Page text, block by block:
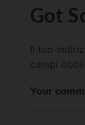
Got
Il tuo
campi
Your